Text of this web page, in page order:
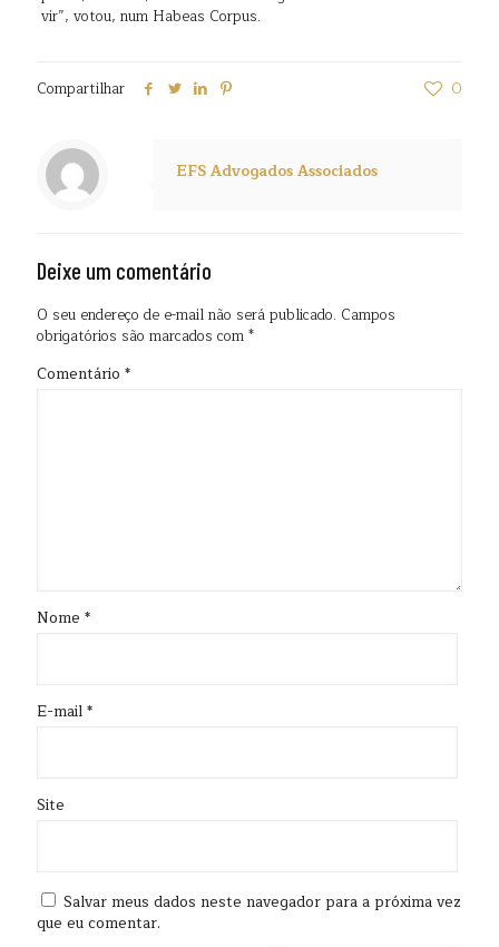
vir”, votou, num Habeas Corpus.
Compartilhar 0
EFS Advogados Associados
Deixe um comentário
O seu endereço de e-mail não será publicado. Campos
obrigatórios são marcados com*
Comentário *
Nome *
E-mail*
Site
Salvar meus dados neste navegador para a próxima vez
que eu comentar.